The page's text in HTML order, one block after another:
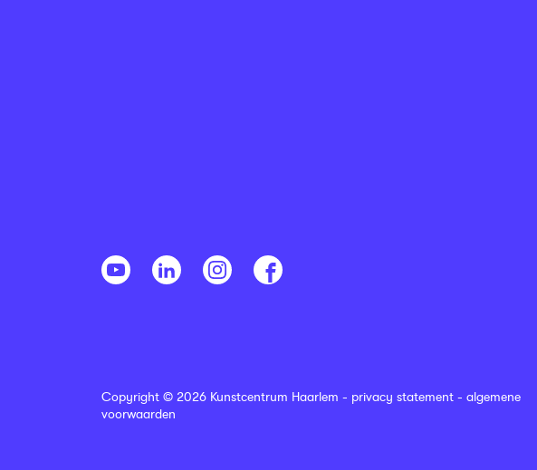
Copyright © 2026 Kunstcentrum Haarlem - privacy statement - algemene
voorwaarden